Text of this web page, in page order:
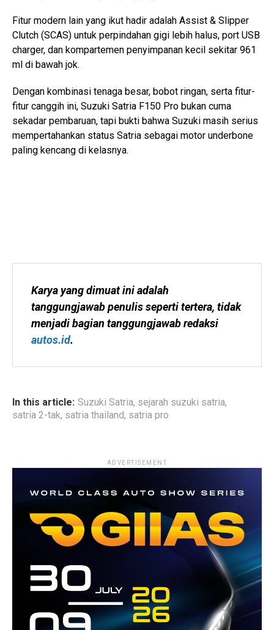
Fitur modern lain yang ikut hadir adalah Assist & Slipper
Clutch (SCAS) untuk perpindahan gigi lebih halus, port USB
charger, dan kompartemen penyimpanan kecil sekitar 961
ml di bawah jok.
Dengan kombinasi tenaga besar, bobot ringan, serta fitur-
fitur canggih ini, Suzuki Satria F150 Pro bukan cuma
sekadar pembaruan, tapi bukti bahwa Suzuki masih serius
mempertahankan status Satria sebagai motor underbone
paling kencang di kelasnya.
Karya yang dimuat ini adalah
tanggungjawab penulis seperti tertera, tidak
autos.id.
In this article: Suzuki Satria, sejarah suzuki satria,
satria 2-tak, satria thailand, satria pro
ADVERTISEMENT